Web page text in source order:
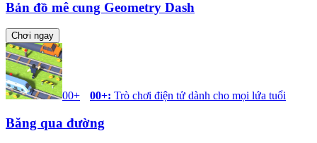
Bản đồ mê cung Geometry Dash
Chơi ngay
00+ 00+: Trò chơi điện tử dành cho mọi lứa tuổi
Băng qua đường